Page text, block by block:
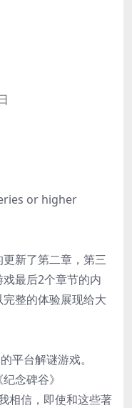
or higher
新了第二章，第三
最后2个章节的内
整的体验展现给大
平台解谜游戏。
念碑谷》
相信，即使和这些著